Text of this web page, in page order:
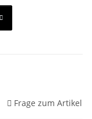
Frage zum Artikel